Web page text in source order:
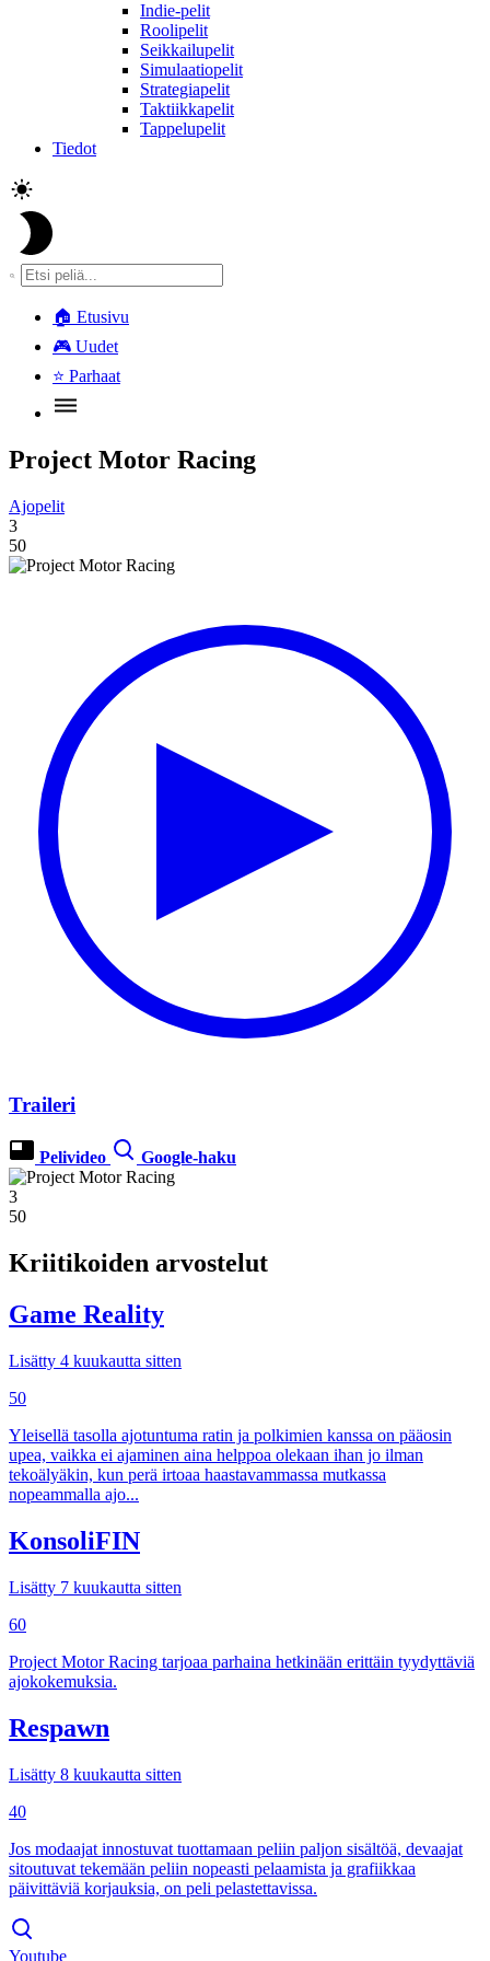
Indie-pelit
Roolipelit
Seikkailupelit
Simulaatiopelit
Strategiapelit
Taktiikkapelit
Tappelupelit
Tiedot
🏠 Etusivu
🎮 Uudet
⭐ Parhaat
Project Motor Racing
Ajopelit
3
50
Traileri
Pelivideo Google-haku
3
50
Kriitikoiden arvostelut
Game Reality
Lisätty 4 kuukautta sitten
50
Yleisellä tasolla ajotuntuma ratin ja polkimien kanssa on pääosin
upea, vaikka ei ajaminen aina helppoa olekaan ihan jo ilman
tekoälyäkin, kun perä irtoaa haastavammassa mutkassa
nopeammalla ajo...
KonsoliFIN
Lisätty 7 kuukautta sitten
60
Project Motor Racing tarjoaa parhaina hetkinään erittäin tyydyttäviä
ajokokemuksia.
Respawn
Lisätty 8 kuukautta sitten
40
Jos modaajat innostuvat tuottamaan peliin paljon sisältöä, devaajat
sitoutuvat tekemään peliin nopeasti pelaamista ja grafiikkaa
päivittäviä korjauksia, on peli pelastettavissa.
Youtube